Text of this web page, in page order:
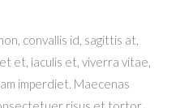
convallis id, sagittis at,
et, iaculis et, viverra vitae,
imperdiet. Maecenas